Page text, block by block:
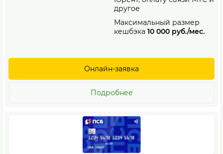
другое
Максимальный размер
кешбэка 10 000 руб./мес.
Онлайн-заявка
Подробнее